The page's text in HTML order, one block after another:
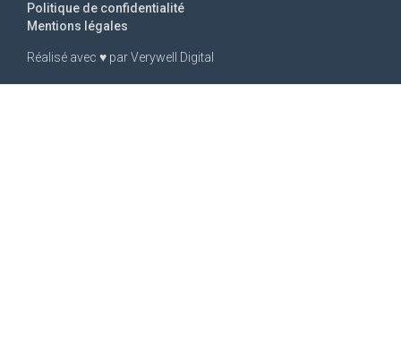
Réalisé avec ♥ parVerywell Digital
Mentions légales
Politique de confidentialité